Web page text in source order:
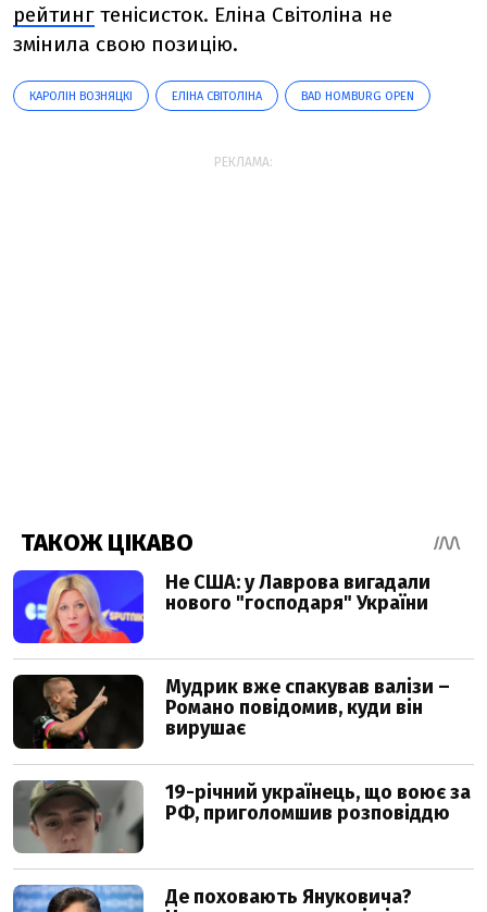
рейтинг тенісисток. Еліна Світоліна не
змінила свою позицію.
КАРОЛІН ВОЗНЯЦКІ ЕЛІНА СВІТОЛІНА BAD HOMBURG OPEN
РЕКЛАМА: